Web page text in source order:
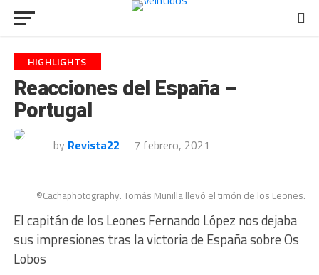
HIGHLIGHTS
Reacciones del España –
Portugal
by Revista22 7 febrero, 2021
©Cachaphotography. Tomás Munilla llevó el timón de los Leones.
El capitán de los Leones Fernando López nos dejaba
sus impresiones tras la victoria de España sobre Os
Lobos